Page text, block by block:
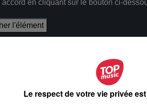
en cliquant sur le bouton ci-
l'élément
Le respect de votre vie privée